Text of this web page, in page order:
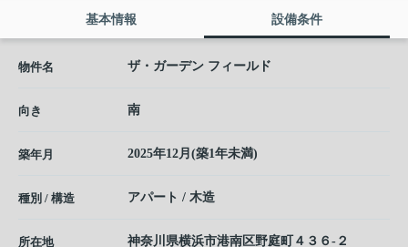
基本情報 設備条件
物件名 ザ・ガーデン フィールド
向き 南
築年月 2025年12月(築1年未満)
種別 / 構造 アパート / 木造
所在地 神奈川県横浜市港南区野庭町 ４３６-２